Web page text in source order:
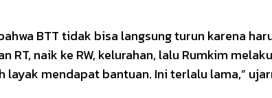
BTT tidak bisa langsung turun karena
RT, naik ke RW, kelurahan, lalu Rumkim
mendapat bantuan. Ini terlalu lama,”